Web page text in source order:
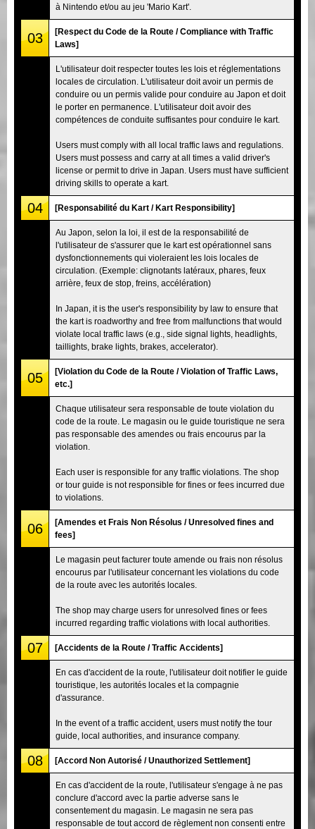
à Nintendo et/ou au jeu 'Mario Kart'.
03
[Respect du Code de la Route / Compliance with Traffic
Laws]
L'utilisateur doit respecter toutes les lois et réglementations
locales de circulation. L'utilisateur doit avoir un permis de
conduire ou un permis valide pour conduire au Japon et doit
le porter en permanence. L'utilisateur doit avoir des
compétences de conduite suffisantes pour conduire le kart.
Users must comply with all local traffic laws and regulations.
Users must possess and carry at all times a valid driver's
license or permit to drive in Japan. Users must have sufficient
driving skills to operate a kart.
04 [Responsabilité du Kart / Kart Responsibility]
Au Japon, selon la loi, il est de la responsabilité de
l'utilisateur de s'assurer que le kart est opérationnel sans
dysfonctionnements qui violeraient les lois locales de
circulation. (Exemple: clignotants latéraux, phares, feux
arrière, feux de stop, freins, accélération)
In Japan, it is the user's responsibility by law to ensure that
the kart is roadworthy and free from malfunctions that would
violate local traffic laws (e.g., side signal lights, headlights,
taillights, brake lights, brakes, accelerator).
05
[Violation du Code de la Route / Violation of Traffic Laws,
etc.]
Chaque utilisateur sera responsable de toute violation du
code de la route. Le magasin ou le guide touristique ne sera
pas responsable des amendes ou frais encourus par la
violation.
Each user is responsible for any traffic violations. The shop
or tour guide is not responsible for fines or fees incurred due
to violations.
06
[Amendes et Frais Non Résolus / Unresolved fines and
fees]
Le magasin peut facturer toute amende ou frais non résolus
encourus par l'utilisateur concernant les violations du code
de la route avec les autorités locales.
The shop may charge users for unresolved fines or fees
incurred regarding traffic violations with local authorities.
07 [Accidents de la Route / Traffic Accidents]
En cas d'accident de la route, l'utilisateur doit notifier le guide
touristique, les autorités locales et la compagnie
d'assurance.
In the event of a traffic accident, users must notify the tour
guide, local authorities, and insurance company.
08 [Accord Non Autorisé / Unauthorized Settlement]
En cas d'accident de la route, l'utilisateur s'engage à ne pas
conclure d'accord avec la partie adverse sans le
consentement du magasin. Le magasin ne sera pas
responsable de tout accord de règlement non consenti entre